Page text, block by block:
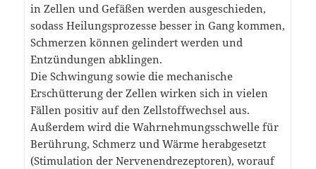
in Zellen und Gefäßen werden ausgeschieden,
sodass Heilungsprozesse besser in Gang kommen,
Schmerzen können gelindert werden und
Entzündungen abklingen.
Die Schwingung sowie die mechanische
Erschütterung der Zellen wirken sich in vielen
Fällen positiv auf den Zellstoffwechsel aus.
Außerdem wird die Wahrnehmungsschwelle für
Berührung, Schmerz und Wärme herabgesetzt
(Stimulation der Nervenendrezeptoren), worauf